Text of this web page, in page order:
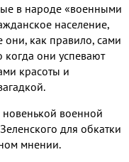
в народе «военными
население,
они, как правило, сами
когда они успевают
красоты и
новенькой военной
для обкатки
мнении.